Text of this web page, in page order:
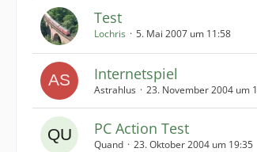
Test
Lochris 5. Mai 2007 um 11:58
Internetspiel
Astrahlus 23. November 2004 um
PC Action Test
Quand 23. Oktober 2004 um 19:35